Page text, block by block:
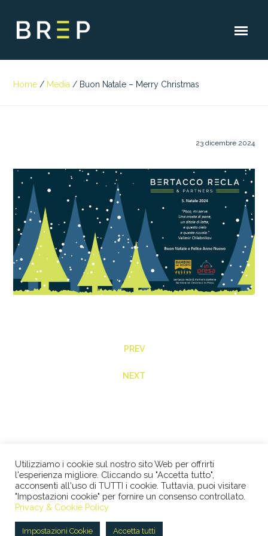
Home / Media / Buon Natale – Merry Christmas
23 dicembre 2024
PREV
NEXT
© 2026 STUDIO LEGALE BERTACCO RECLA & PARTNERS •
VIA SAN CLEMENTE, 1 • 20122 MILANO • TEL +39 02
Utilizziamo i cookie sul nostro sito Web per offrirti
l'esperienza migliore. Cliccando su "Accetta tutto",
acconsenti all'uso di TUTTI i cookie. Tuttavia, puoi visitare
"Impostazioni cookie" per fornire un consenso controllato.
Privacy & Cookie Policy
Impostazioni Cookie Accetta tutti